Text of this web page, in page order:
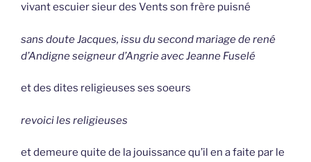
vivant escuier sieur des Vents son frère puisné
sans doute Jacques, issu du second mariage de rené
d’Andigne seigneur d’Angrie avec Jeanne Fuselé
et des dites religieuses ses soeurs
revoici les religieuses
et demeure quite de la jouissance qu’il en a faite par le